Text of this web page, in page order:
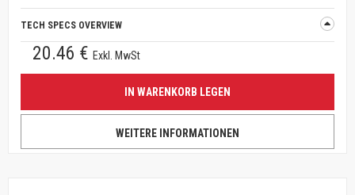
TECH SPECS OVERVIEW
20.46 € Exkl. MwSt
IN WARENKORB LEGEN
WEITERE INFORMATIONEN